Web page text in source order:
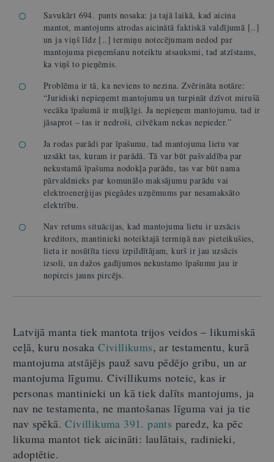
Savukārt 694. pants nosaka: ja tajā laikā, kad aicina
mantot, mantojums atrodas aicinātā faktiskā valdījumā [..]
un ja viņš līdz [..] termiņu notecējumam nedod par
mantojuma pieņemšanu noteiktu atsauksmi, tad atzīstams,
ka viņš to pieņēmis.
Problēma ir tā, ka neviens to nezina. Zvērināta notāre:
“Juridiski nepieņemt mantojumu un turpināt dzīvot mirušā
vecāka īpašumā ir muļķīgi. Ja nepieņem mantojumu, tad ir
jāsaprot – tas ir nedroši, cilvēkam nekas nepieder.”
Ja rodas parādi par īpašumu, tad mantojuma lietu var
uzsākt tas, kuram ir parādā. Tā var būt pašvaldība par
nekustamā īpašuma nodokļa parādu, tas var būt nama
pārvaldnieks par komunālo maksājumu parādu vai
elektroenerģijas piegādes uzņēmums par nesamaksāto
elektrību.
Nav retums situācijas, kad mantojuma lietu ir uzsācis
kreditors, mantinieki noteiktajā termiņā nav pieteikušies,
lieta ir nosūtīta tiesu izpildītājam, kurš ir jau uzsācis
izsoli, un dažos gadījumos nekustamo īpašumu jau ir
nopircis jauns pircējs.
Latvijā manta tiek mantota trijos veidos – likumiskā
ceļā, kuru nosakaCivillikums, ar testamentu, kurā
mantojuma atstājējs pauž savu pēdējo gribu, un ar
mantojuma līgumu. Civillikums noteic, kas ir
personas mantinieki un kā tiek dalīts mantojums, ja
nav ne testamenta, ne mantošanas līguma vai ja tie
nav spēkā.Civillikuma 391. pants paredz, ka pēc
likuma mantot tiek aicināti: laulātais, radinieki,
adoptētie.